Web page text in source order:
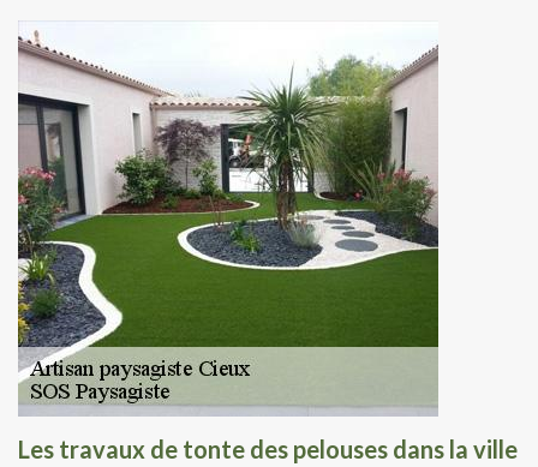
Les travaux de tonte des pelouses dans la ville